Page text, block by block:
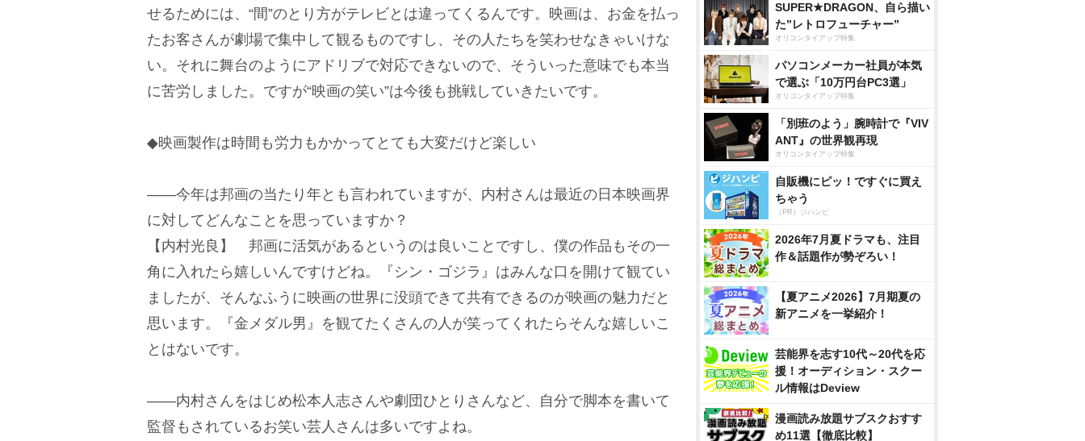
せるためには、“間”のとり方がテレビとは違ってくるんです。映画は、お金を払っ
たお客さんが劇場で集中して観るものですし、その人たちを笑わせなきゃいけな
い。それに舞台のようにアドリブで対応できないので、そういった意味でも本当
に苦労しました。ですが“映画の笑い”は今後も挑戦していきたいです。
◆映画製作は時間も労力もかかってとても大変だけど楽しい
――今年は邦画の当たり年とも言われていますが、内村さんは最近の日本映画界
に対してどんなことを思っていますか？
【内村光良】 邦画に活気があるというのは良いことですし、僕の作品もその一
角に入れたら嬉しいんですけどね。『シン・ゴジラ』はみんな口を開けて観てい
ましたが、そんなふうに映画の世界に没頭できて共有できるのが映画の魅力だと
思います。『金メダル男』を観てたくさんの人が笑ってくれたらそんな嬉しいこ
とはないです。
――内村さんをはじめ松本人志さんや劇団ひとりさんなど、自分で脚本を書いて
監督もされているお笑い芸人さんは多いですよね。
SUPER★DRAGON、自ら描い
た”レトロフューチャー”
オリコンタイアップ特集
パソコンメーカー社員が本気
で選ぶ「10万円台PC3選」
オリコンタイアップ特集
「別班のよう」腕時計で『VIV
ANT』の世界観再現
オリコンタイアップ特集
自販機にピッ！ですぐに買え
ちゃう
（PR）ジハンピ
2026年7月夏ドラマも、注目
作＆話題作が勢ぞろい！
【夏アニメ2026】7月期夏の
新アニメを一挙紹介！
芸能界を志す10代～20代を応
援！オーディション・スクー
ル情報はDeview
漫画読み放題サブスクおすす
め11選【徹底比較】